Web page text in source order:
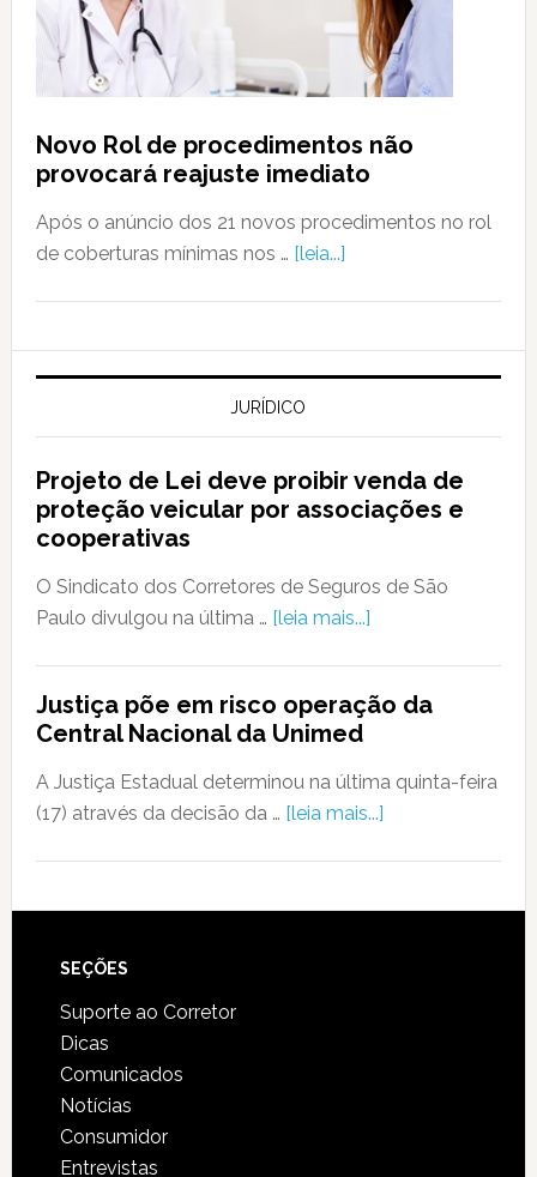
Novo Rol de procedimentos não
provocará reajuste imediato
Após o anúncio dos 21 novos procedimentos no rol
de coberturas mínimas nos … [leia...]
JURÍDICO
Projeto de Lei deve proibir venda de
proteção veicular por associações e
cooperativas
O Sindicato dos Corretores de Seguros de São
Paulo divulgou na última … [leia mais...]
Justiça põe em risco operação da
Central Nacional da Unimed
A Justiça Estadual determinou na última quinta-feira
(17) através da decisão da … [leia mais...]
SEÇÕES
Suporte ao Corretor
Dicas
Comunicados
Notícias
Consumidor
Entrevistas